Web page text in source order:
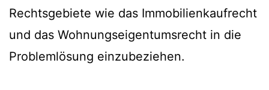
Rechtsgebiete wie das Immobilienkaufrecht
und das Wohnungseigentumsrecht in die
Problemlösung einzubeziehen.